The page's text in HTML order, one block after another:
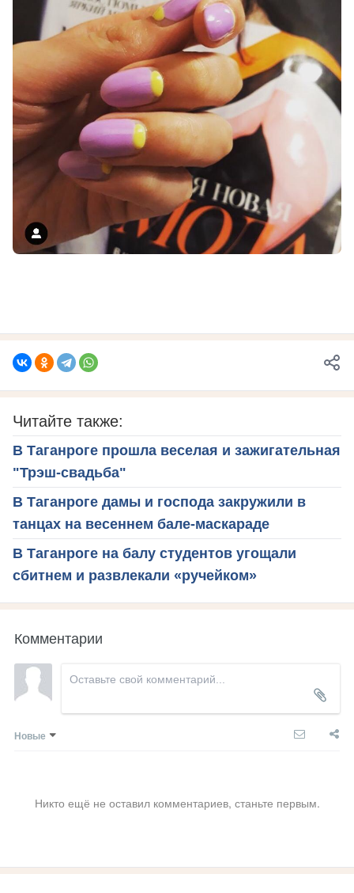
Читайте также:
В Таганроге прошла веселая и зажигательная
"Трэш-свадьба"
В Таганроге дамы и господа закружили в
танцах на весеннем бале-маскараде
В Таганроге на балу студентов угощали
сбитнем и развлекали «ручейком»
Комментарии
Новые
Никто ещё не оставил комментариев, станьте первым.